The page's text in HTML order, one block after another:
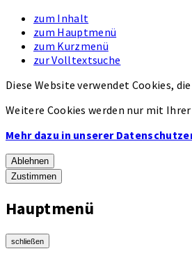
zum Inhalt
zum Hauptmenü
zum Kurzmenü
zur Volltextsuche
Diese Website verwendet Cookies,
Weitere Cookies werden nur mit
Mehr dazu in unserer
Ablehnen
Zustimmen
Hauptmenü
schließen